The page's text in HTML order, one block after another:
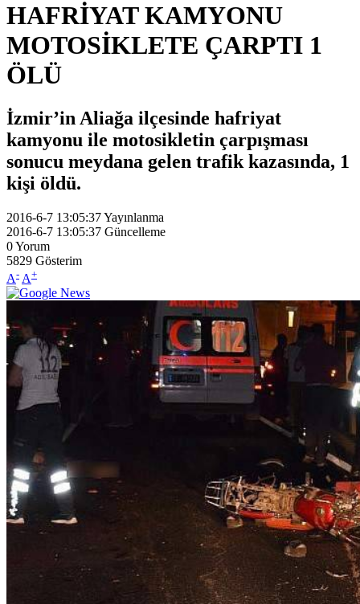
HAFRİYAT KAMYONU
MOTOSİKLETE ÇARPTI 1
ÖLÜ
İzmir’in Aliağa ilçesinde hafriyat
kamyonu ile motosikletin çarpışması
sonucu meydana gelen trafik kazasında, 1
kişi öldü.
2016-6-7 13:05:37Yayınlanma
2016-6-7 13:05:37 Güncelleme
0Yorum
5829 Gösterim
A- A+